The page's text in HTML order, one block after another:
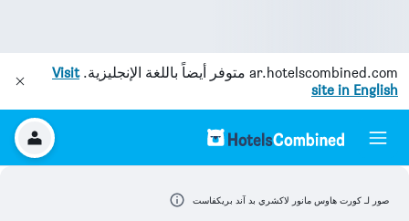
ar.hotelscombined.com متوفر أيضاً باللغة الإنجليزية.Visit
site in English
صور لـ كورت هاوس مانور لاكشري بد آند بريكفاست